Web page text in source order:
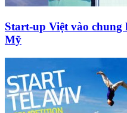
Start-up Việt vào chung
Mỹ